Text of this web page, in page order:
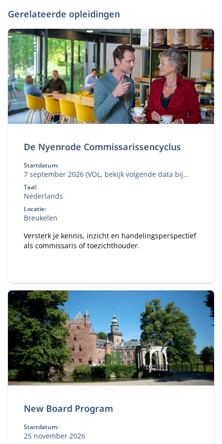
Gerelateerde opleidingen
De Nyenrode Commissarissencyclus
Startdatum:
7 september 2026 (VOL, bekijk volgende data bij
'aanmelden')
Taal:
Nederlands
Locatie:
Breukelen
Versterk je kennis, inzicht en handelingsperspectief
als commissaris of toezichthouder.
New Board Program
Startdatum:
25 november 2026